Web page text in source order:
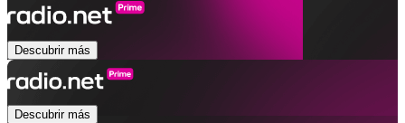
Descubrir más
Descubrir más